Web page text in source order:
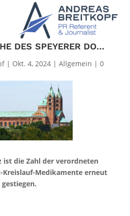
963 JAHRE WEIHE DES SPEYERER DOMS
| Okt. 4, 2024| Allgemein | 0
ist die Zahl der verordneten
Kreislauf-Medikamente erneut
gestiegen.